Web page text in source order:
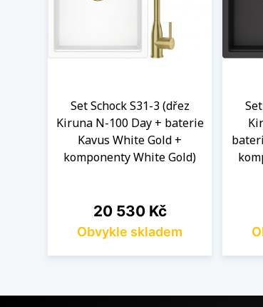
Set Schock S31-3 (dřez
Kiruna N-100 Day + baterie
Kavus White Gold +
komponenty White Gold)
Cena
20 530 Kč
Obvykle skladem